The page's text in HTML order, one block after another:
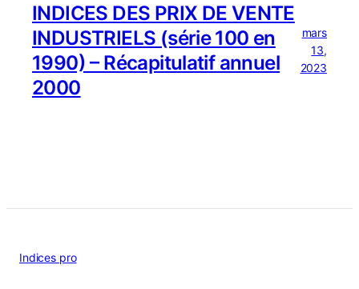
INDICES DES PRIX DE VENTE
INDUSTRIELS (série 100 en
1990) – Récapitulatif annuel
2000
mars
13,
2023
Indices pro